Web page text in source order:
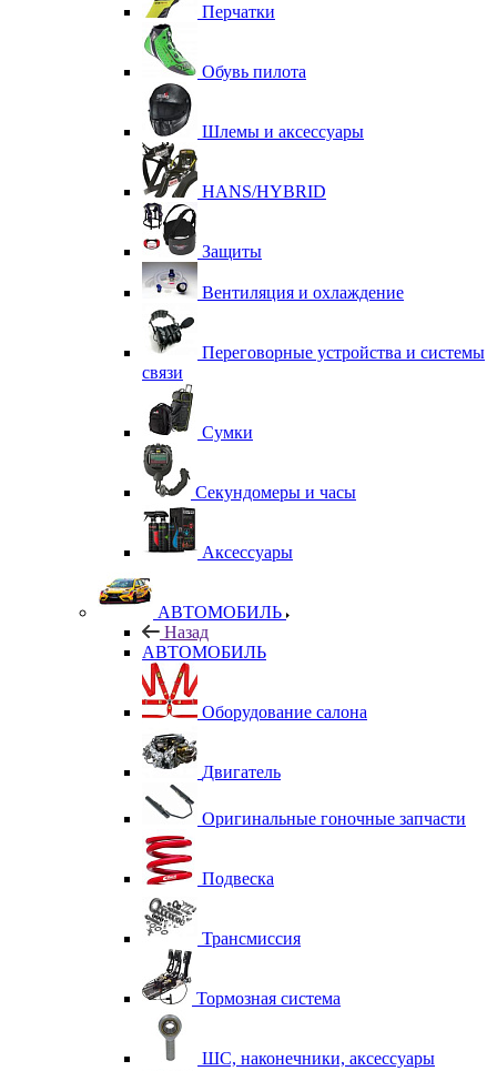
Перчатки
Обувь пилота
Шлемы и аксессуары
HANS/HYBRID
Защиты
Вентиляция и охлаждение
Переговорные устройства и системы
связи
Сумки
Секундомеры и часы
Аксессуары
АВТОМОБИЛЬ
Назад
АВТОМОБИЛЬ
Оборудование салона
Двигатель
Оригинальные гоночные запчасти
Подвеска
Трансмиссия
Тормозная система
ШС, наконечники, аксессуары